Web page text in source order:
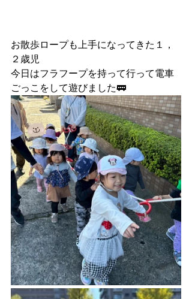
お散歩ロープも上手になってきた１，
２歳児
今日はフラフープを持って行って電車
ごっこをして遊びました🚃